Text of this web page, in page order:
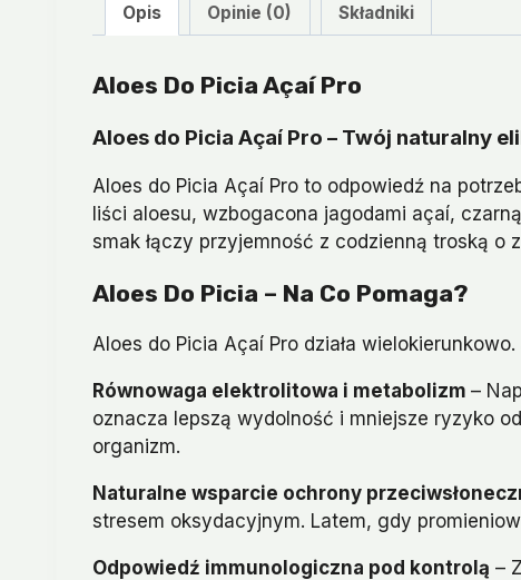
Opis Opinie (0) Składniki
Aloes Do Picia Açaí Pro
Aloes do Picia Açaí Pro – Twój naturalny
Aloes do Picia Açaí Pro to odpowiedź na
liści aloesu, wzbogacona jagodami açaí,
smak łączy przyjemność z codzienną troską o
Aloes Do Picia – Na Co Pomaga?
Aloes do Picia Açaí Pro działa
Równowaga elektrolitowa i metabolizm –
oznacza lepszą wydolność i mniejsze ryzyko
organizm.
Naturalne wsparcie ochrony
stresem oksydacyjnym. Latem, gdy
Odpowiedź immunologiczna pod kontrolą –